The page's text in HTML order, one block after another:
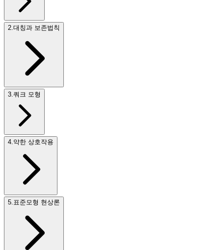
2 대칭과 보존법칙
3 쿼크 모형
4 약한 상호작용
5 표준모형 현상론